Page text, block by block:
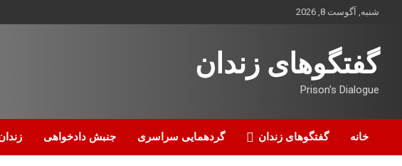
شنبه, آگوست 8, 2026
گفتگوهای زندان
Prison's Dialogue
خانه گفتگوهای زندان گردهمایی سراسری جنبش دادخواهی